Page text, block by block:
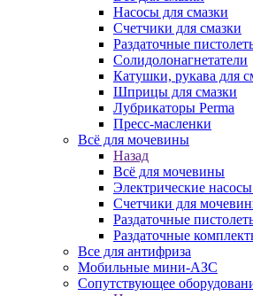
Насосы для смазки
Счетчики для смазки
Раздаточные
Солидолонагнетатели
Катушки, рукава для
Шприцы для смазки
Лубрикаторы Perma
Пресс-масленки
Всё для мочевины
Назад
Всё для мочевины
Электрические
Счетчики для
Раздаточные
Раздаточные
Все для антифриза
Мобильные мини-АЗС
Сопутствующее